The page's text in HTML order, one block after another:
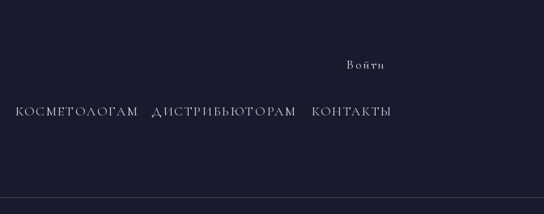
Войти
КОСМЕТОЛОГАМ ДИСТРИБЬЮТОРАМ КОНТАКТЫ